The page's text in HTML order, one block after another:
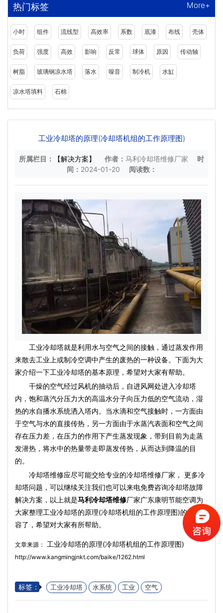
热门标签 More+
小时 组件 流线型 高效率 系数 底漆 布线 壳体
负荷 强度 高效 影响 反常 球体 原因 传动轴
树脂 玻璃钢凉水塔 落水 噪音 制冷机 水缸
凉水塔填料 石棉
工业冷却塔的原理(冷却塔机组的工作原理图)
所属栏目： 【解决方案】 作者： 马利冷却塔维修厂家
时
间： 2024-01-20 阅读数：
工业冷却塔就是利用水与空气之间的接触，通过蒸发作用
来散去工业上或制冷空调中产生的废热的一种设备。下面为大
家介绍一下工业冷却塔的基本原理，希望对大家有帮助。
干燥的空气经过风机的抽动后，自进风网处进入冷却塔
内，饱和蒸汽分压力大的高温水分子向压力低的空气流动，湿
热的水自播水系统洒入塔内。当水滴和空气接触时，一方面由
于空气与水的直接传热，另一方面由于水蒸汽表面和空气之间
存在压力差，在压力的作用下产生蒸发现象，带到目前为走蒸
发潜热，将水中的热量带走即蒸发传热，从而达到降温的目
的。
冷却塔维修应尽可能交给专业的冷却塔维修厂家， 更多冷
却塔问题，可以继续关注我们也可以来电免费咨询冷却塔故障
解决方案，以上就是马利冷却塔维修厂家广东康明节能空调为
大家整理工业冷却塔的原理(冷却塔机组的工作原理图)的全部内
容了，希望对大家有所帮助。
文章来源： 工业冷却塔的原理(冷却塔机组的工作原理图)
http://www.kangmingjnkt.com/baike/1262.html
标签： 工业冷却塔 水系统 工业 空气